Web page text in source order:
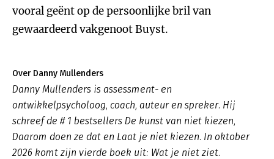
vooral geënt op de persoonlijke bril van
gewaardeerd vakgenoot Buyst.
Over Danny Mullenders
Danny Mullenders is assessment- en
ontwikkelpsycholoog, coach, auteur en spreker. Hij
schreef de # 1 bestsellers De kunst van niet kiezen,
Daarom doen ze dat en Laat je niet kiezen. In oktober
2026 komt zijn vierde boek uit: Wat je niet ziet.